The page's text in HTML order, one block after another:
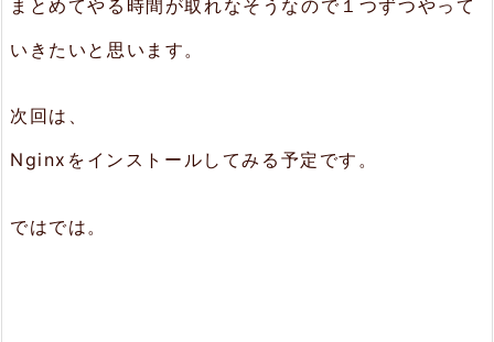
まとめてやる時間が取れなそうなので１つずつやって
いきたいと思います。
次回は、
Nginxをインストールしてみる予定です。
ではでは。